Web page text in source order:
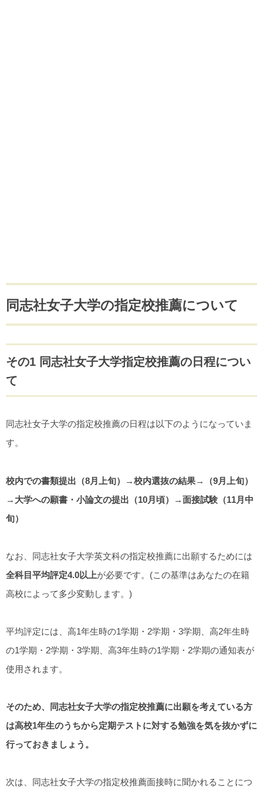
同志社女子大学の指定校推薦について
その1 同志社女子大学指定校推薦の日程につい
て
同志社女子大学の指定校推薦の日程は以下のようになっていま
す。
校内での書類提出（8月上旬）→校内選抜の結果→（9月上旬）
→大学への願書・小論文の提出（10月頃）→面接試験（11月中
旬）
なお、同志社女子大学英文科の指定校推薦に出願するためには
全科目平均評定4.0以上が必要です。(この基準はあなたの在籍
高校によって多少変動します。)
平均評定には、高1年生時の1学期・2学期・3学期、高2年生時
の1学期・2学期・3学期、高3年生時の1学期・2学期の通知表が
使用されます。
そのため、同志社女子大学の指定校推薦に出願を考えている方
は高校1年生のうちから定期テストに対する勉強を気を抜かずに
行っておきましょう。
次は、同志社女子大学の指定校推薦面接時に聞かれることにつ